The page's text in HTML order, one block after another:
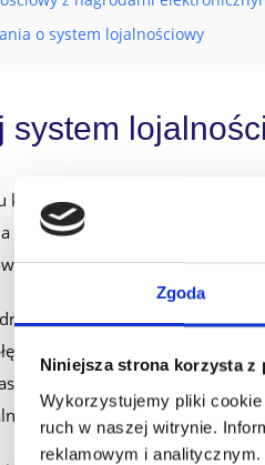
Zgoda
Niniejsza strona korzysta z
Wykorzystujemy pliki
ruch w naszej witrynie.
reklamowym i
o system lojalnościowy
system
każdego działania
firma ma inne potrzeby,
ale także zwiększyć koszty, a
programu
i w znaczącym stopniu
działania, które wymuszają
nie funkcjonuje w taki